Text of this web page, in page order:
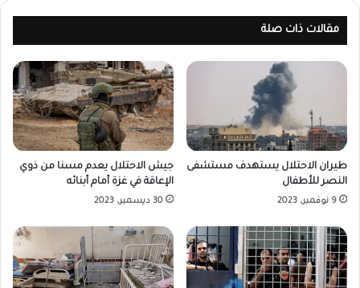
مقالات ذات صلة
طيران الاحتلال يستهدف مستشفى
النصر للأطفال
9 نوفمبر، 2023
جيش الاحتلال يعدم مسنا من ذوي
الإعاقة في غزة أمام أبنائه
30 ديسمبر، 2023